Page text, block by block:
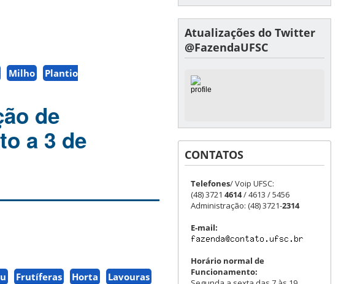
Milho
Plantio
de
a 3 de
Frutíferas Horta Lavouras
Atualizações do Twitter
@FazendaUFSC
CONTATOS
Telefones/ Voip UFSC:
(48) 3721 4614/ 4613 / 5456
Administração: (48) 3721-2314
E-mail:
Horário normal de
Funcionamento: